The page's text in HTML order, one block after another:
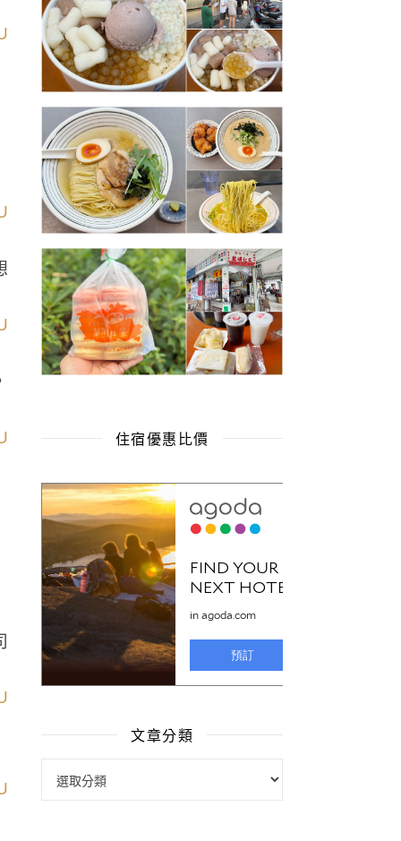
住宿優惠比價
文章分類